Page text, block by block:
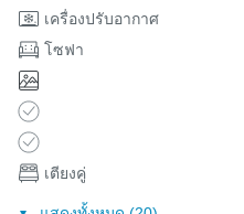
เครื่องปรับอากาศ
โซฟา
เตียงคู่